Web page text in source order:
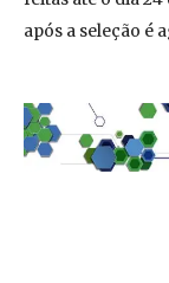
após a seleção é